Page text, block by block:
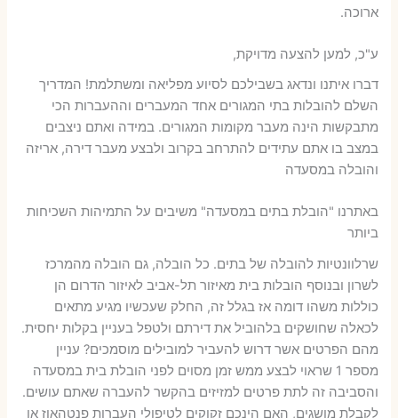
ארוכה.
ע"כ, למען להצעה מדויקת,
דברו איתנו ונדאג בשבילכם לסיוע מפליאה ומשתלמת! המדריך
השלם להובלות בתי המגורים אחד המעברים וההעברות הכי
מתבקשות הינה מעבר מקומות המגורים. במידה ואתם ניצבים
במצב בו אתם עתידים להתרחב בקרוב ולבצע מעבר דירה, אריזה
והובלה במסעדה
באתרנו "הובלת בתים במסעדה" משיבים על התמיהות השכיחות
ביותר
שרלוונטיות להובלה של בתים. כל הובלה, גם הובלה מהמרכז
לשרון ובנוסף הובלות בית מאיזור תל-אביב לאיזור הדרום הן
כוללות משהו דומה אז בגלל זה, החלק שעכשיו מגיע מתאים
לכאלה שחושקים בלהוביל את דירתם ולטפל בעניין בקלות יחסית.
מהם הפרטים אשר דרוש להעביר למובילים מוסמכים? עניין
מספר 1 שראוי לבצע ממש זמן מסוים לפני הובלת בית במסעדה
והסביבה זה לתת פרטים למזיזים בהקשר להעברה שאתם עושים.
לקבלת מושגים, האם הינכם זקוקים לטיפולי העברות פנטהאוז או